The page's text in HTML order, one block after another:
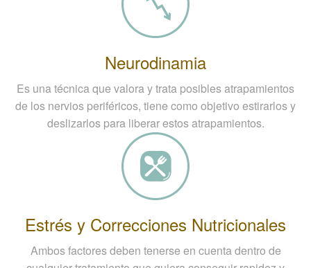
Neurodinamia
Es una técnica que valora y trata posibles atrapamientos
de los nervios periféricos, tiene como objetivo estirarlos y
deslizarlos para liberar estos atrapamientos.
Estrés y Correcciones Nutricionales
Ambos factores deben tenerse en cuenta dentro de